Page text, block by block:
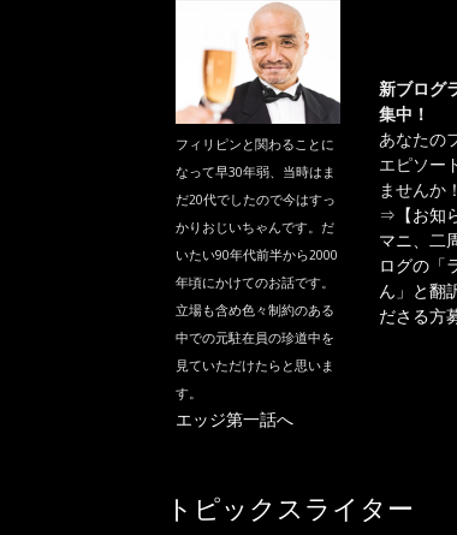
フィリピンと関わることに
なって早30年弱、当時はま
だ20代でしたので今はすっ
かりおじいちゃんです。だ
いたい90年代前半から2000
年頃にかけてのお話です。
立場も含め色々制約のある
中での元駐在員の珍道中を
見ていただけたらと思いま
す。
エッジ第一話へ
新ブログ
集中！
あなたの
エピソー
ませんか
⇒ 【お知
マニ、
ログの「
ん」と翻
ださる方
トピックスライター